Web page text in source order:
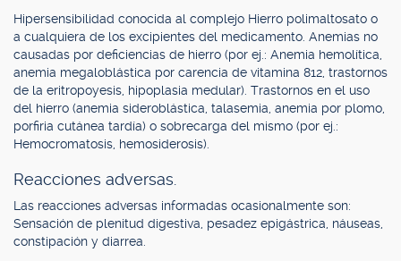
Hipersensibilidad conocida al complejo Hierro polimaltosato o
a cualquiera de los excipientes del medicamento. Anemias no
causadas por deficiencias de hierro (por ej.: Anemia hemolítica,
anemia megaloblástica por carencia de vitamina 812, trastornos
de la eritropoyesis, hipoplasia medular). Trastornos en el uso
del hierro (anemia sideroblástica, talasemia, anemia por plomo,
porfiria cutánea tardía) o sobrecarga del mismo (por ej.:
Hemocromatosis, hemosiderosis).
Reacciones adversas.
Las reacciones adversas informadas ocasionalmente son:
Sensación de plenitud digestiva, pesadez epigástrica, náuseas,
constipación y diarrea.